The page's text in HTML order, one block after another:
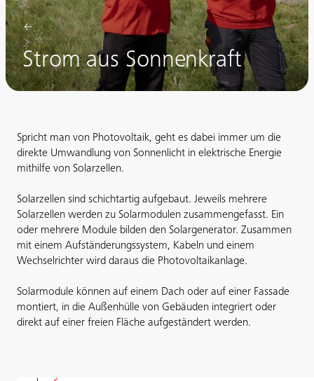
Strom aus Sonnenkraft
Spricht man von Photovoltaik, geht es dabei immer um die
direkte Umwandlung von Sonnenlicht in elektrische Energie
mithilfe von Solarzellen.
Solarzellen sind schichtartig aufgebaut. Jeweils mehrere
Solarzellen werden zu Solarmodulen zusammengefasst. Ein
oder mehrere Module bilden den Solargenerator. Zusammen
mit einem Aufständerungssystem, Kabeln und einem
Wechselrichter wird daraus die Photovoltaikanlage.
Solarmodule können auf einem Dach oder auf einer Fassade
montiert, in die Außenhülle von Gebäuden integriert oder
direkt auf einer freien Fläche aufgeständert werden.